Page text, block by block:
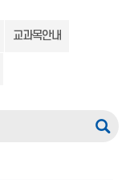
교과목안내